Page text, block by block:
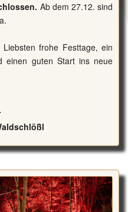
Ab dem 27.12. sind
frohe Festtage, ein
einen guten Start ins neue